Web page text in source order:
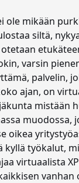
ole mikään
siltä,
varsin
palvelin,
ajan, on
mistään
muodossa,
oikea
kyllä työkalut,
virtuaalista
vanhan